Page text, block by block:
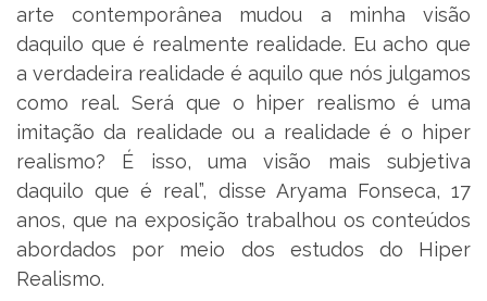
arte contemporânea mudou a minha visão
daquilo que é realmente realidade. Eu acho que
a verdadeira realidade é aquilo que nós julgamos
como real. Será que o hiper realismo é uma
imitação da realidade ou a realidade é o hiper
realismo? É isso, uma visão mais subjetiva
daquilo que é real”, disse Aryama Fonseca, 17
anos, que na exposição trabalhou os conteúdos
abordados por meio dos estudos do Hiper
Realismo.